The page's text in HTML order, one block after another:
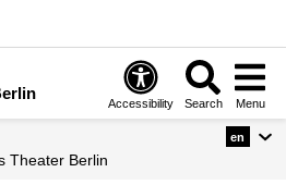
Accessibility Search Menu
Theater Berlin
en